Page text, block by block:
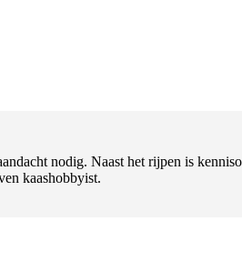
nodig. Naast het rijpen is
kaashobbyist.